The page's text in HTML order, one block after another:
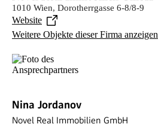
1010 Wien, Dorotherrgasse 6-8/8-9
Website
Weitere Objekte dieser Firma anzeigen
Nina Jordanov
Novel Real Immobilien GmbH